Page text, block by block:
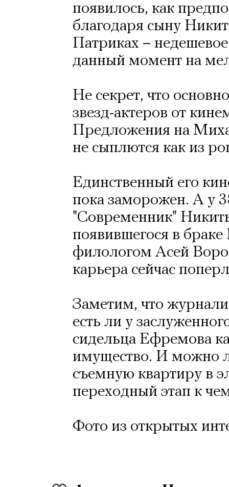
появилось, как
благодаря сыну
Патриках – недешевое
данный момент на
Не секрет, что
звезд-актеров от
Предложения на
не сыплются как из
Единственный его
пока заморожен. А у
"Современник"
появившегося в
филологом Асей
карьера сейчас
Заметим, что
есть ли у
сидельца Ефремова
имущество. И можно
съемную квартиру в
переходный этап к
Фото из открытых